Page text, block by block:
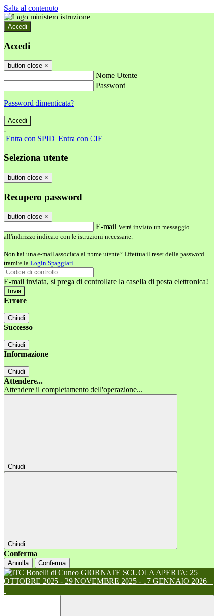
Salta al contenuto
Accedi
Accedi
button close ×
Nome Utente
Password
Password dimenticata?
-
Entra con SPID Entra con CIE
Seleziona utente
button close ×
Recupero password
button close ×
E-mail Verrà inviato un messaggio
all'indirizzo indicato con le istruzioni necessarie.
Non hai una e-mail associata al nome utente? Effettua il reset della password
tramite la Login Spaggiari
E-mail inviata, si prega di controllare la casella di posta elettronica!
Errore
Chiudi
Successo
Chiudi
Informazione
Chiudi
Attendere...
Attendere il completamento dell'operazione...
Chiudi
Chiudi
Conferma
Annulla Conferma
GIORNATE SCUOLA APERTA: 25
OTTOBRE 2025 - 29 NOVEMBRE 2025 - 17 GENNAIO 2026